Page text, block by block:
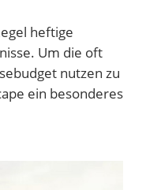
heftige
Um die oft
nutzen zu
ein besonderes